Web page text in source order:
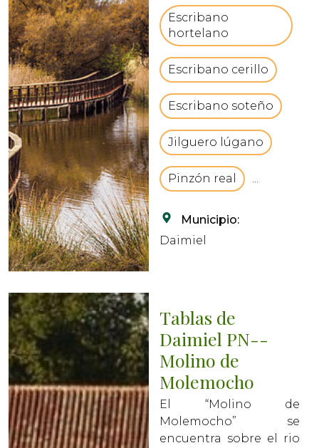
de los ríos Guadiana y
Cigüela, donde se
pueden observar una
gran diversidad de pla...
Escribano
hortelano
Escribano cerillo
Escribano soteño
Jilguero lúgano
Pinzón real ...
Municipio:
Daimiel
Tablas de
Daimiel PN--
Molino de
Molemocho
El “Molino de
Molemocho” se
encuentra sobre el rio